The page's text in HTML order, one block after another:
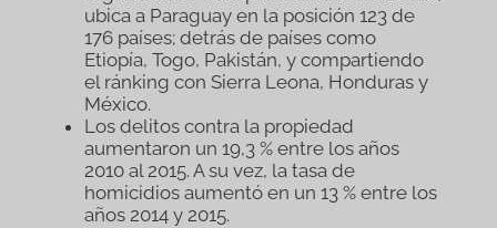
ubica a Paraguay en la posición 123 de
176 países; detrás de países como
Etiopía, Togo, Pakistán, y compartiendo
el ránking con Sierra Leona, Honduras y
México.
Los delitos contra la propiedad
aumentaron un 19,3 % entre los años
2010 al 2015. A su vez, la tasa de
homicidios aumentó en un 13 % entre los
años 2014 y 2015.